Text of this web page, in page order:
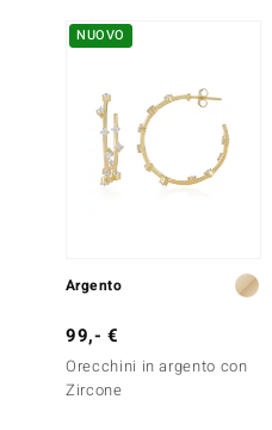
NUOVO
Argento
99,- €
Orecchini in argento con
Zircone